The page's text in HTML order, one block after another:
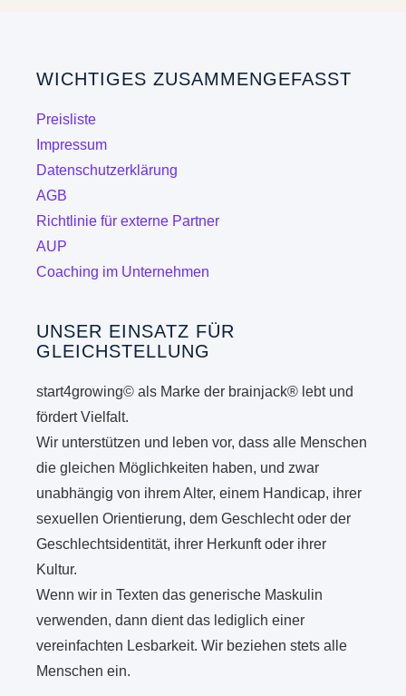
WICHTIGES ZUSAMMENGEFASST
Preisliste
Impressum
Datenschutzerklärung
AGB
Richtlinie für externe Partner
AUP
Coaching im Unternehmen
UNSER EINSATZ FÜR
GLEICHSTELLUNG
start4growing© als Marke der brainjack® lebt und
fördert Vielfalt.
Wir unterstützen und leben vor, dass alle Menschen
die gleichen Möglichkeiten haben, und zwar
unabhängig von ihrem Alter, einem Handicap, ihrer
sexuellen Orientierung, dem Geschlecht oder der
Geschlechtsidentität, ihrer Herkunft oder ihrer
Kultur.
Wenn wir in Texten das generische Maskulin
verwenden, dann dient das lediglich einer
vereinfachten Lesbarkeit. Wir beziehen stets alle
Menschen ein.